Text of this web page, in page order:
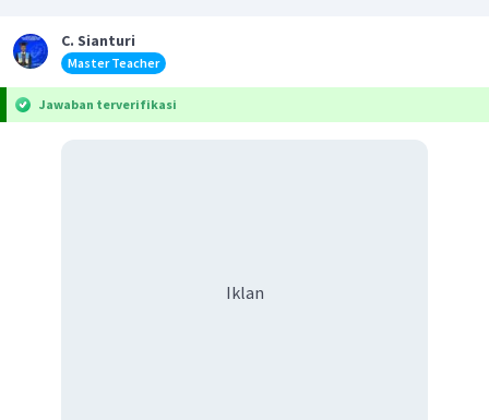
C. Sianturi
Master Teacher
Jawaban terverifikasi
Iklan